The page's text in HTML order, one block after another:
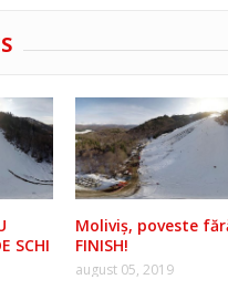
SCHI
Moliviș, poveste
FINISH!
august 05, 2019